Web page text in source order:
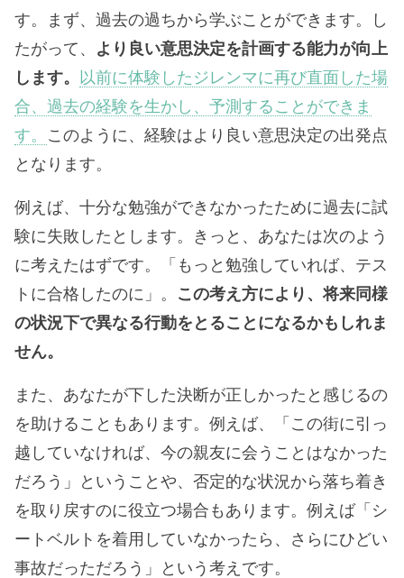
す。まず、過去の過ちから学ぶことができます。し
たがって、 より良い意思決定を計画する能力が向上
します。
以前に体験したジレンマに再び直面した場
合、過去の経験を生かし、予測することができま
す。 このように、経験はより良い意思決定の出発点
となります。
例えば、十分な勉強ができなかったために過去に試
験に失敗したとします。きっと、あなたは次のよう
に考えたはずです。「もっと勉強していれば、テス
トに合格したのに」。 この考え方により、将来同様
の状況下で異なる行動をとることになるかもしれま
せん。
また、あなたが下した決断が正しかったと感じるの
を助けることもあります。例えば、「この街に引っ
越していなければ、今の親友に会うことはなかった
だろう」ということや、否定的な状況から落ち着き
を取り戻すのに役立つ場合もあります。例えば「シ
ートベルトを着用していなかったら、さらにひどい
事故だっただろう」という考えです。